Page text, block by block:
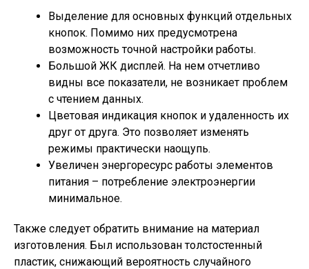
Выделение для основных функций отдельных
кнопок. Помимо них предусмотрена
возможность точной настройки работы.
Большой ЖК дисплей. На нем отчетливо
видны все показатели, не возникает проблем
с чтением данных.
Цветовая индикация кнопок и удаленность их
друг от друга. Это позволяет изменять
режимы практически наощупь.
Увеличен энергоресурс работы элементов
питания – потребление электроэнергии
минимальное.
Также следует обратить внимание на материал
изготовления. Был использован толстостенный
пластик, снижающий вероятность случайного